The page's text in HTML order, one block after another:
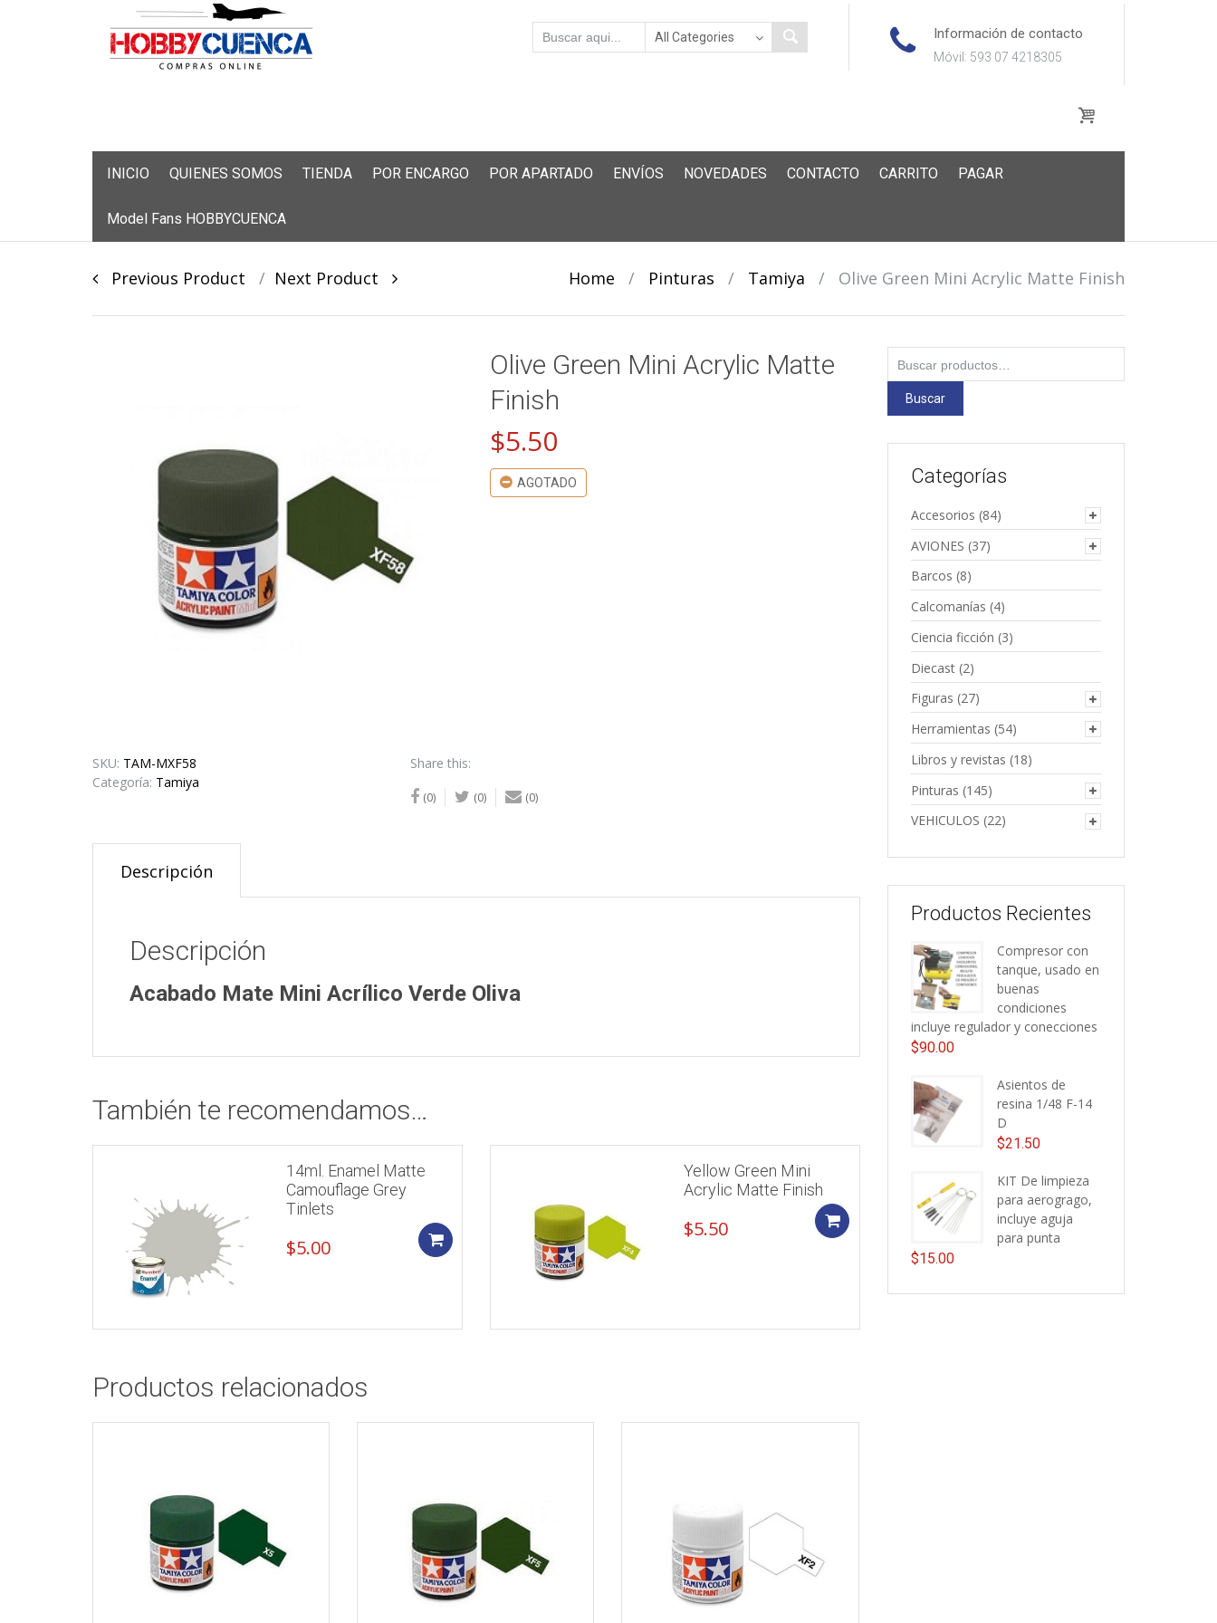
Información de contacto
Móvil: 593 07 4218305
INICIO QUIENES SOMOS TIENDA POR ENCARGO POR APARTADO ENVÍOS NOVEDADES CONTACTO CARRITO PAGAR
Model Fans HOBBYCUENCA
Post
Previous Product Next Product Home / Pinturas / Tamiya / Olive Green Mini Acrylic Matte Finish
Olive Green Mini Acrylic Matte
Finish
$5.50
AGOTADO
SKU: TAM-MXF58
Categoría: Tamiya
Share this:
(0) (0) (0)
Descripción
Descripción
Acabado Mate Mini Acrílico Verde Oliva
También te recomendamos…
14ml. Enamel Matte
Camouflage Grey
Tinlets
$5.00 Add to cart
Yellow Green Mini
Acrylic Matte Finish
$5.50 Add to cart
Productos relacionados
por:
Buscar
Categorías
Accesorios (84)
AVIONES (37)
Barcos (8)
Calcomanías (4)
Ciencia ficción (3)
Diecast (2)
Figuras (27)
Herramientas (54)
Libros y revistas (18)
Pinturas (145)
VEHICULOS (22)
Productos Recientes
Compresor con
tanque, usado en
buenas
condiciones
incluye regulador y conecciones
$90.00
Asientos de
resina 1/48 F-14
D
$21.50
KIT De limpieza
para aerogrago,
incluye aguja
para punta
$15.00